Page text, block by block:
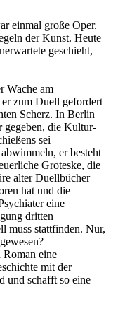
einmal große Oper.
der Kunst. Heute
geschieht,
Wache am
zum Duell gefordert
Scherz. In Berlin
gegeben, die Kultur­
sei
er besteht
Groteske, die
alter Duellbücher
hat und die
eine
dritten
muss stattfinden. Nur,
Roman eine
mit der
und schafft so eine